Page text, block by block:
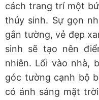
cách trang trí một
thủy sinh. Sự gọn
gắn tường, vẻ đẹp
sinh sẽ tạo nên
nhiên. Lối vào nhà,
góc tường cạnh bộ
có ánh sáng mặt